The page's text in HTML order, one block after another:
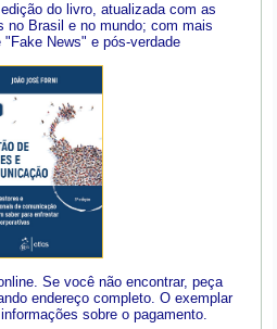
do livro, atualizada com as
no Brasil e no mundo; com mais
News" e pós-verdade
Se você não encontrar, peça
endereço completo. O exemplar
sobre o pagamento.